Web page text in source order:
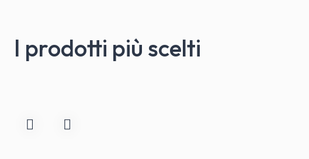
I prodotti più scelti